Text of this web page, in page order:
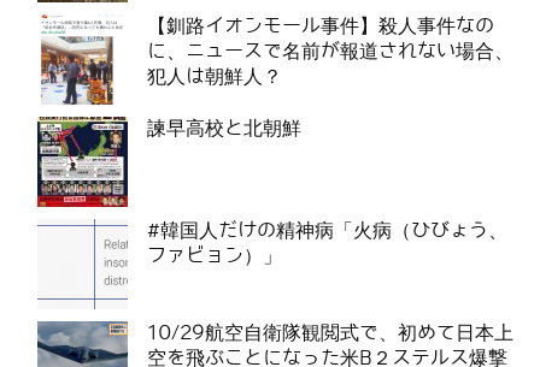
【釧路イオンモール事件】殺人事件なの
に、ニュースで名前が報道されない場合、
犯人は朝鮮人？
諫早高校と北朝鮮
#韓国人だけの精神病「火病（ひびょう、
ファビョン）」
10/29航空自衛隊観閲式で、初めて日本上
空を飛ぶことになった米B２ステルス爆撃